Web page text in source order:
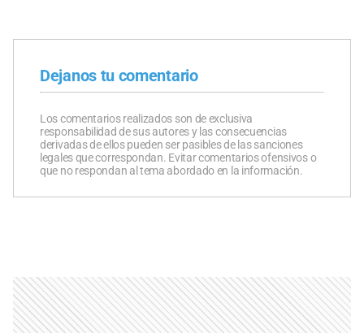
Dejanos tu comentario
Los comentarios realizados son de exclusiva
responsabilidad de sus autores y las consecuencias
derivadas de ellos pueden ser pasibles de las sanciones
legales que correspondan. Evitar comentarios ofensivos o
que no respondan al tema abordado en la información.